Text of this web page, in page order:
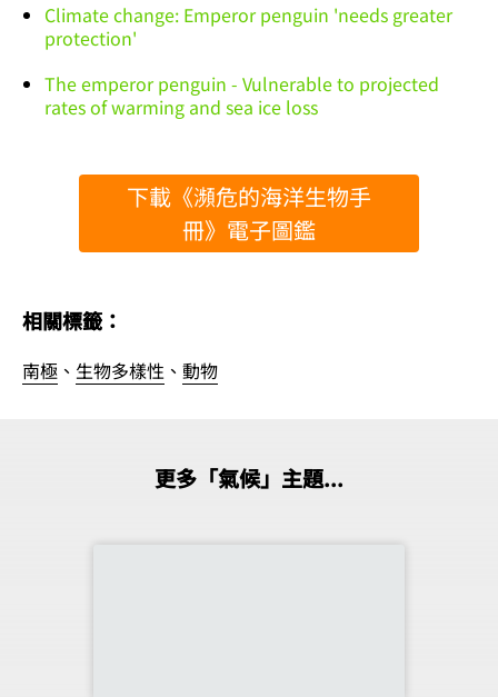
Climate change: Emperor penguin 'needs greater
protection'
The emperor penguin - Vulnerable to projected
rates of warming and sea ice loss
下載《瀕危的海洋生物手
冊》電子圖鑑
相關標籤：
南極 、 生物多樣性 、 動物
更多「氣候」主題...